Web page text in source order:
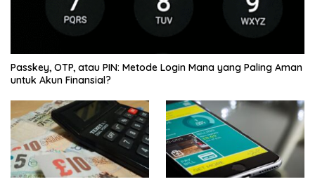
Passkey, OTP, atau PIN: Metode Login Mana yang Paling Aman
untuk Akun Finansial?